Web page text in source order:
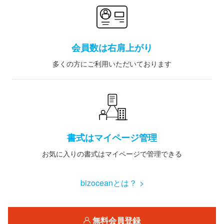
会員数は右肩上がり
多くの方にご利用いただいております
書式はマイページ管理
お気に入りの書式はマイページで管理できる
bizoceanとは？ >
無料会員登録